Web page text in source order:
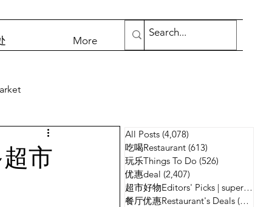
More
广告
市
All Posts (4,078)
吃喝Restaurant (613)
玩乐Things To Do (526)
优惠deal (2,407)
超市好物Editors' Picks | supermarket
餐厅优惠Restaurant's Deals (134)